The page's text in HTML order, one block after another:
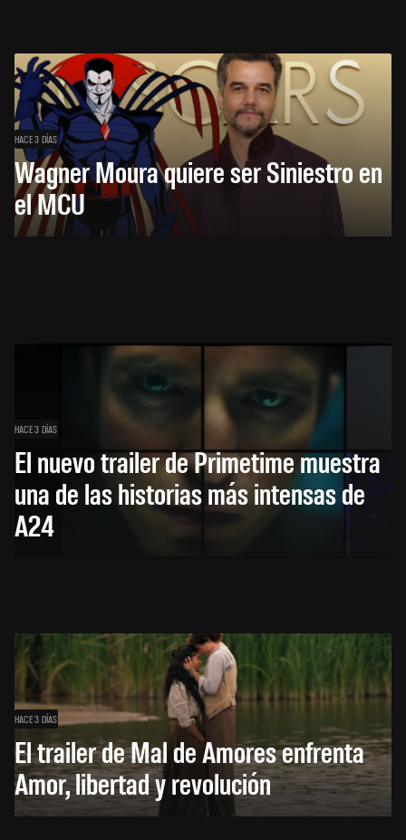
HACE 3 DÍAS
Wagner Moura quiere ser Siniestro en
el MCU
HACE 3 DÍAS
El nuevo trailer de Primetime muestra
una de las historias más intensas de
A24
HACE 3 DÍAS
El trailer de Mal de Amores enfrenta
Amor, libertad y revolución